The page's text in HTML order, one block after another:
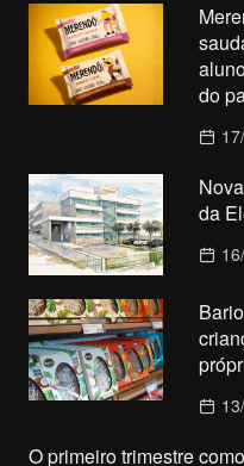
do
da
O primeiro trimestre